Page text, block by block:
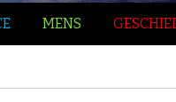
MENS